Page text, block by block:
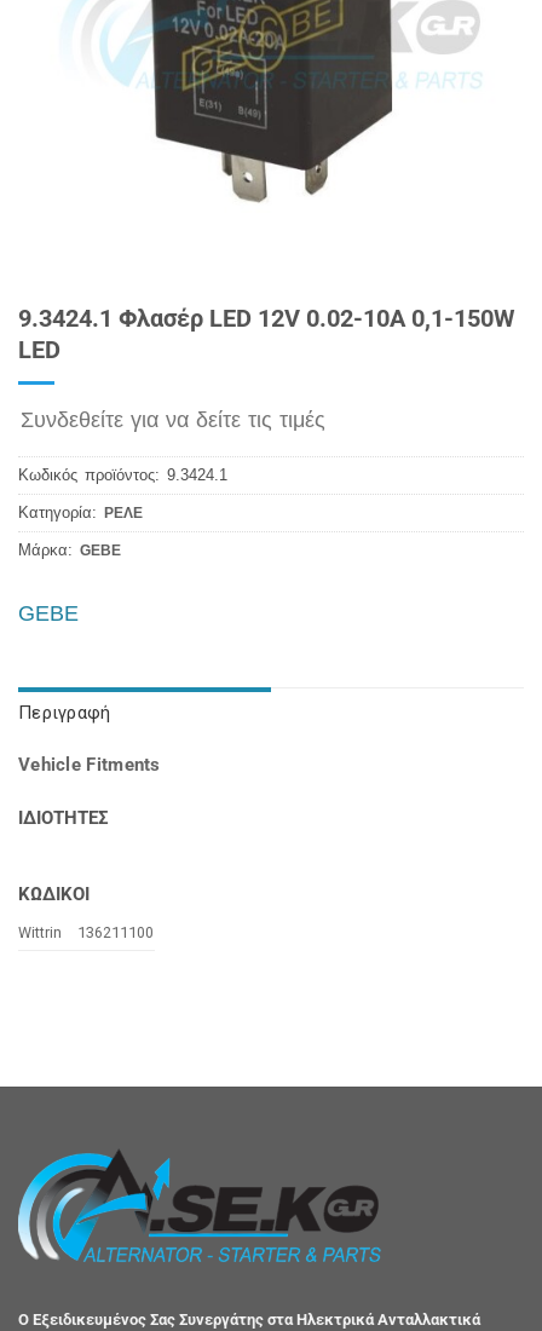
9.3424.1 Φλασέρ LED 12V 0.02-10Α 0,1-150W
LED
Συνδεθείτε για να δείτε τις τιμές
Κωδικός προϊόντος: 9.3424.1
Κατηγορία: ΡΕΛΕ
Μάρκα: GEBE
GEBE
Περιγραφή
Vehicle Fitments
ΙΔΙΟΤΗΤΕΣ
ΚΩΔΙΚΟΙ
Wittrin 136211100
Ο Εξειδικευμένος Σας Συνεργάτης στα Ηλεκτρικά Ανταλλακτικά